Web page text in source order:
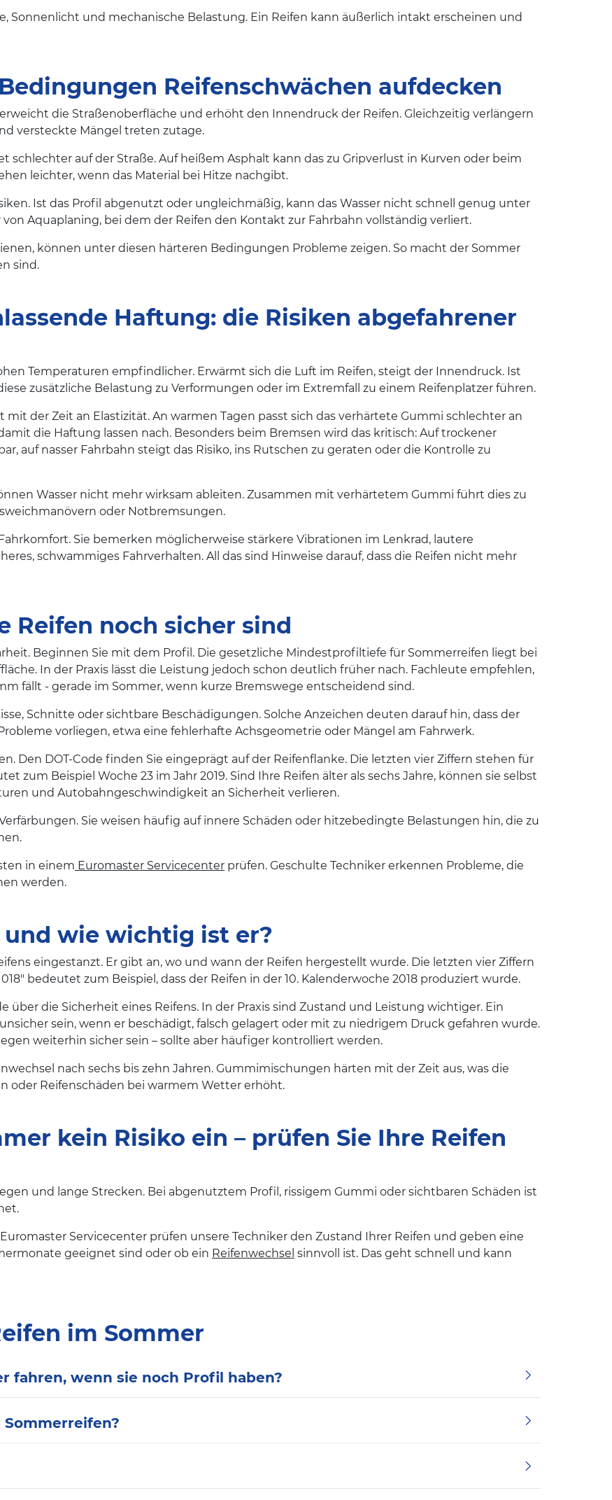
Sonnenlicht und mechanische Belastung. Ein Reifen kann äußerlich intakt erscheinen und
Reifenschwächen aufdecken
die Straßenoberfläche und erhöht den Innendruck der Reifen. Gleichzeitig verlängern
versteckte Mängel treten zutage.
schlechter auf der Straße. Auf heißem Asphalt kann das zu Gripverlust in Kurven oder beim
leichter, wenn das Material bei Hitze nachgibt.
Ist das Profil abgenutzt oder ungleichmäßig, kann das Wasser nicht schnell genug unter
Aquaplaning, bei dem der Reifen den Kontakt zur Fahrbahn vollständig verliert.
können unter diesen härteren Bedingungen Probleme zeigen. So macht der Sommer
sind.
Haftung: die Risiken abgefahrener
Temperaturen empfindlicher. Erwärmt sich die Luft im Reifen, steigt der Innendruck. Ist
zusätzliche Belastung zu Verformungen oder im Extremfall zu einem Reifenplatzer führen.
der Zeit an Elastizität. An warmen Tagen passt sich das verhärtete Gummi schlechter an
die Haftung lassen nach. Besonders beim Bremsen wird das kritisch: Auf trockener
auf nasser Fahrbahn steigt das Risiko, ins Rutschen zu geraten oder die Kontrolle zu
Wasser nicht mehr wirksam ableiten. Zusammen mit verhärtetem Gummi führt dies zu
oder Notbremsungen.
Sie bemerken möglicherweise stärkere Vibrationen im Lenkrad, lautere
schwammiges Fahrverhalten. All das sind Hinweise darauf, dass die Reifen nicht mehr
Reifen noch sicher sind
Beginnen Sie mit dem Profil. Die gesetzliche Mindestprofiltiefe für Sommerreifen liegt bei
In der Praxis lässt die Leistung jedoch schon deutlich früher nach. Fachleute empfehlen,
fällt - gerade im Sommer, wenn kurze Bremswege entscheidend sind.
Schnitte oder sichtbare Beschädigungen. Solche Anzeichen deuten darauf hin, dass der
vorliegen, etwa eine fehlerhafte Achsgeometrie oder Mängel am Fahrwerk.
Den DOT-Code finden Sie eingeprägt auf der Reifenflanke. Die letzten vier Ziffern stehen für
zum Beispiel Woche 23 im Jahr 2019. Sind Ihre Reifen älter als sechs Jahre, können sie selbst
und Autobahngeschwindigkeit an Sicherheit verlieren.
Sie weisen häufig auf innere Schäden oder hitzebedingte Belastungen hin, die zu
in einem Euromaster Servicecenter prüfen. Geschulte Techniker erkennen Probleme, die
werden.
und wie wichtig ist er?
eingestanzt. Er gibt an, wo und wann der Reifen hergestellt wurde. Die letzten vier Ziffern
bedeutet zum Beispiel, dass der Reifen in der 10. Kalenderwoche 2018 produziert wurde.
über die Sicherheit eines Reifens. In der Praxis sind Zustand und Leistung wichtiger. Ein
sein, wenn er beschädigt, falsch gelagert oder mit zu niedrigem Druck gefahren wurde.
weiterhin sicher sein – sollte aber häufiger kontrolliert werden.
nach sechs bis zehn Jahren. Gummimischungen härten mit der Zeit aus, was die
oder Reifenschäden bei warmem Wetter erhöht.
kein Risiko ein – prüfen Sie Ihre Reifen
und lange Strecken. Bei abgenutztem Profil, rissigem Gummi oder sichtbaren Schäden ist
Servicecenter prüfen unsere Techniker den Zustand Ihrer Reifen und geben eine
geeignet sind oder ob ein Reifenwechsel sinnvoll ist. Das geht schnell und kann
im Sommer
fahren, wenn sie noch Profil haben?